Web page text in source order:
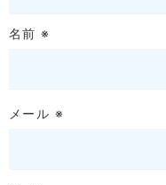
名前※
メール ※